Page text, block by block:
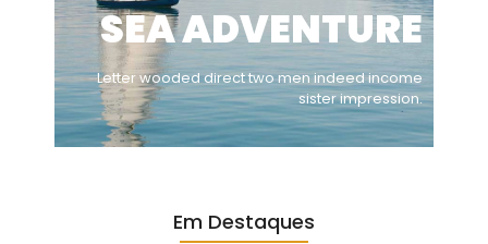
SEA ADVENTURE
Letter wooded direct two men indeed income
sister impression.
Em Destaques